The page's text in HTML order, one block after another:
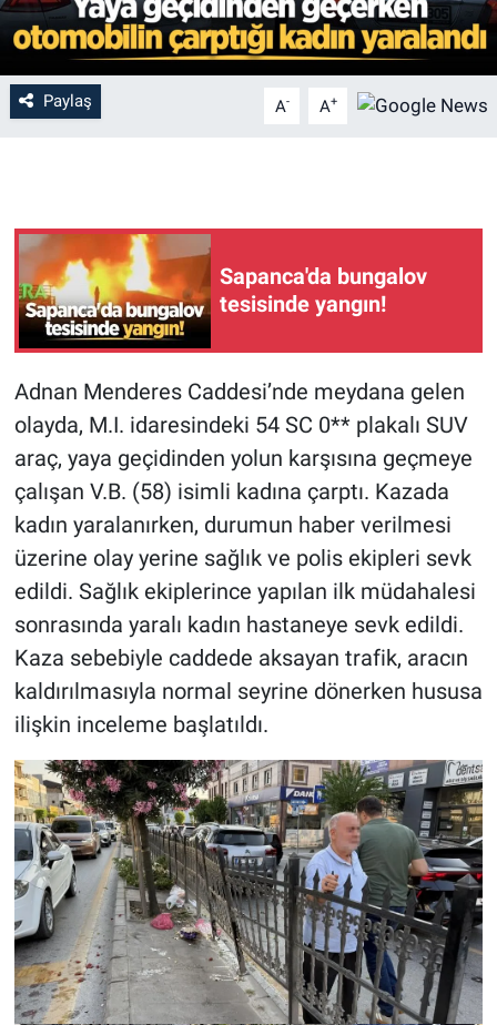
Paylaş A- A+
Sapanca'da bungalov
tesisinde yangın!
Adnan Menderes Caddesi’nde meydana gelen
olayda, M.I. idaresindeki 54 SC 0** plakalı SUV
araç, yaya geçidinden yolun karşısına geçmeye
çalışan V.B. (58) isimli kadına çarptı. Kazada
kadın yaralanırken, durumun haber verilmesi
üzerine olay yerine sağlık ve polis ekipleri sevk
edildi. Sağlık ekiplerince yapılan ilk müdahalesi
sonrasında yaralı kadın hastaneye sevk edildi.
Kaza sebebiyle caddede aksayan trafik, aracın
kaldırılmasıyla normal seyrine dönerken hususa
ilişkin inceleme başlatıldı.